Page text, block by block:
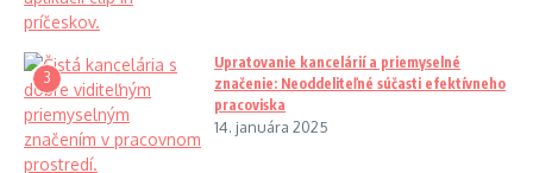
3
Upratovanie kancelárií a priemyselné
značenie: Neoddeliteľné súčasti efektívneho
pracoviska
14. januára 2025